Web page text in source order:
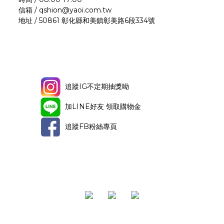
信箱 / qshion@yaoi.com.tw
地址 / 50861 彰化縣和美鎮彰美路6段334號
追蹤IG不定期抽獎呦
加LINE好友 領取購物金
追蹤FB粉絲專頁